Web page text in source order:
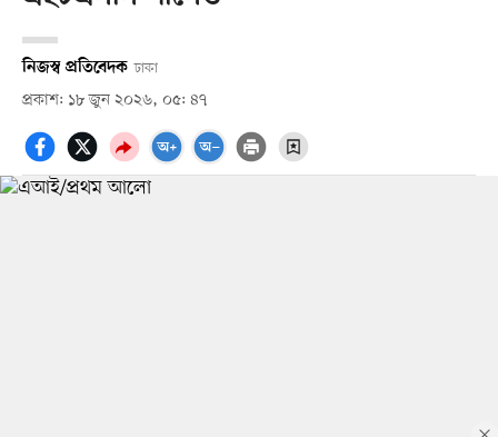
নিজস্ব প্রতিবেদক ঢাকা
প্রকাশ: ১৮ জুন ২০২৬, ০৫: ৪৭